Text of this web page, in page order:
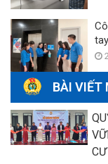
BÀI VIẾT